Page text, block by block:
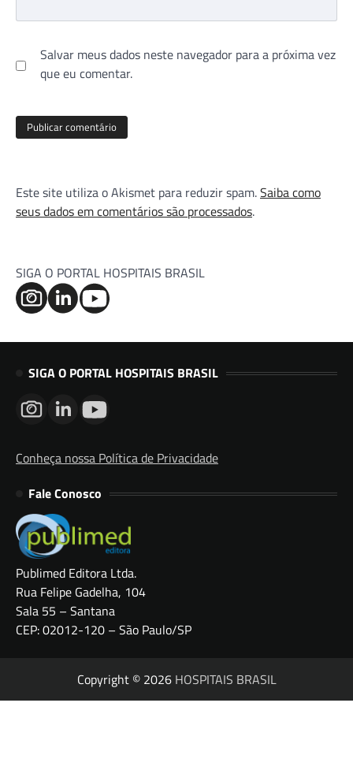
Salvar meus dados neste navegador para a próxima vez
que eu comentar.
Este site utiliza o Akismet para reduzir spam.Saiba como
seus dados em comentários são processados.
SIGA O PORTAL HOSPITAIS BRASIL
SIGA O PORTAL HOSPITAIS BRASIL
Conheça nossa Política de Privacidade
Fale Conosco
Publimed Editora Ltda.
Rua Felipe Gadelha, 104
Sala 55 – Santana
CEP: 02012-120 – São Paulo/SP
Copyright © 2026 HOSPITAIS BRASIL